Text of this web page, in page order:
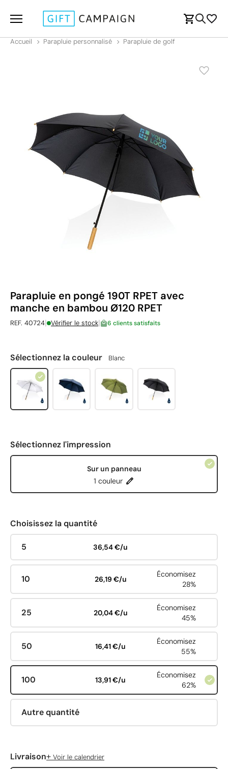
Accueil Parapluie personnalisé Parapluie de golf
Parapluie en pongé 190T RPET avec
manche en bambou Ø120 RPET
REF. 40724| Vérifier le stock| 6 clients satisfaits
Sélectionnez la couleur Blanc
Sélectionnez l'impression
Sur un panneau
1 couleur
Choisissez la quantité
5 36,54 €/u
10 26,19 €/u
Économisez
28%
25 20,04 €/u
Économisez
45%
50 16,41 €/u
Économisez
55%
100 13,91 €/u
Économisez
62%
Autre quantité
Livraison+ Voir le calendrier